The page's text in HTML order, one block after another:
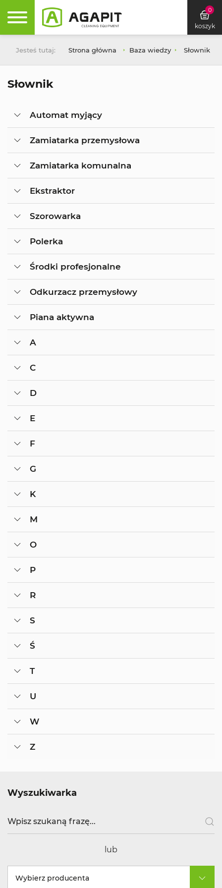
0
koszyk
Jesteś tutaj: Strona główna Baza wiedzy Słownik
Słownik
Automat myjący
Zamiatarka przemysłowa
Zamiatarka komunalna
Ekstraktor
Szorowarka
Polerka
Środki profesjonalne
Odkurzacz przemysłowy
Piana aktywna
A
C
D
E
F
G
K
M
O
P
R
S
Ś
T
U
W
Z
Wyszukiwarka
lub
Wybierz producenta